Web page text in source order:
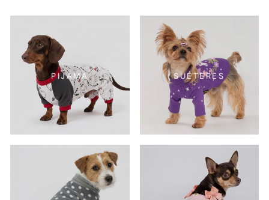
PIJAMA SUÉTERES